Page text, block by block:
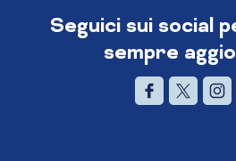
Seguici sui social
sempre